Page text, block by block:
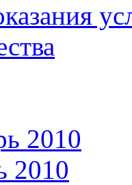
2010
2010